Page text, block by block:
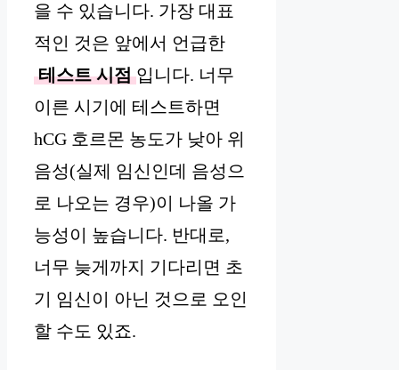
을 수 있습니다. 가장 대표
적인 것은 앞에서 언급한
테스트 시점 입니다. 너무
이른 시기에 테스트하면
hCG 호르몬 농도가 낮아 위
음성(실제 임신인데 음성으
로 나오는 경우)이 나올 가
능성이 높습니다. 반대로,
너무 늦게까지 기다리면 초
기 임신이 아닌 것으로 오인
할 수도 있죠.